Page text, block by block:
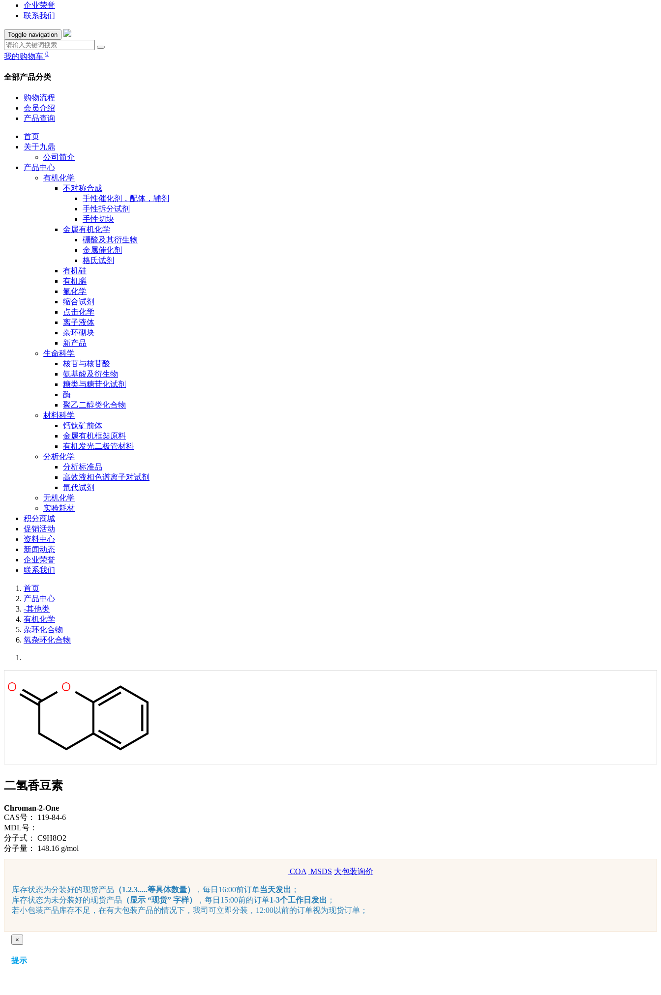
企业荣誉
联系我们
Toggle navigation
我的购物车 0
全部产品分类
购物流程
会员介绍
产品查询
首页
关于九鼎
公司简介
产品中心
有机化学
不对称合成
手性催化剂，配体，辅剂
手性拆分试剂
手性切块
金属有机化学
硼酸及其衍生物
金属催化剂
格氏试剂
有机硅
有机膦
氟化学
缩合试剂
点击化学
离子液体
杂环砌块
新产品
生命科学
核苷与核苷酸
氨基酸及衍生物
糖类与糖苷化试剂
酶
聚乙二醇类化合物
材料科学
钙钛矿前体
金属有机框架原料
有机发光二极管材料
分析化学
分析标准品
高效液相色谱离子对试剂
氘代试剂
无机化学
实验耗材
积分商城
促销活动
资料中心
新闻动态
企业荣誉
联系我们
首页
产品中心
-其他类
有机化学
杂环化合物
氧杂环化合物
二氢香豆素
Chroman-2-One
CAS号：
119-84-6
MDL号：
分子式：
C9H8O2
分子量：
148.16 g/mol
COA MSDS 大包装询价
库存状态为分装好的现货产品 （1.2.3.....等具体数量） ，每日16:00前订单当天发出 ；
库存状态为未分装好的现货产品 （显示 “现货” 字样） ，每日15:00前的订单1-3个工作日发出 ；
若小包装产品库存不足，在有大包装产品的情况下，我司可立即分装，12:00以前的订单视为现货订单；
×
提示